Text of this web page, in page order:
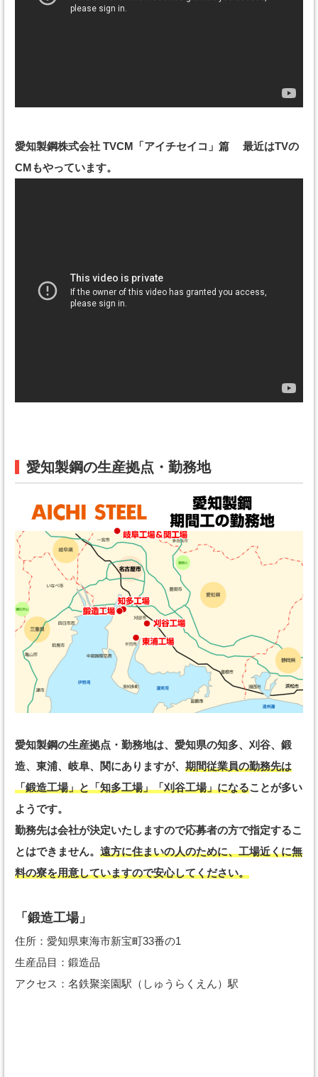
愛知製鋼株式会社 TVCM「アイチセイコ」篇 最近はTVの
CMもやっています。
愛知製鋼の生産拠点・勤務地
愛知製鋼の生産拠点・勤務地は、愛知県の知多、刈谷、鍛
造、東浦、岐阜、関にありますが、 期間従業員の勤務先は
「鍛造工場」と「知多工場」「刈谷工場」になることが多い
ようです。
勤務先は会社が決定いたしますので応募者の方で指定するこ
とはできません。 遠方に住まいの人のために、工場近くに無
料の寮を用意していますので安心してください。
「鍛造工場」
住所：愛知県東海市新宝町33番の1
生産品目：鍛造品
アクセス：名鉄聚楽園駅（しゅうらくえん）駅